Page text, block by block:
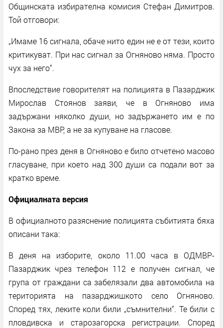
Общинската избирателна комисия Стефан Димитров.
Той отговори:
„Имаме 16 сигнала, обаче нито един не е от тези, които
критикуват. При нас сигнал за Огняново няма. Просто
чух за него“.
Впоследствие говорителят на полицията в Пазарджик
Мирослав Стоянов заяви, че в Огняново има
задържани няколко души, но задържането им е по
Закона за МВР, а не за купуване на гласове.
По-рано през деня в Огняново е било отчетено масово
гласуване, при което над 300 души са подали вот за
кратко време.
Официалната версия
В официалното разяснение полицията събитията бяха
описани така:
В деня на изборите, около 11.00 часа в ОДМВР-
Пазарджик чрез телефон 112 е получен сигнал, че
група от граждани са забелязали два автомобила на
територията на пазарджишкото село Огняново.
Според тях, леките коли били „съмнителни“. Те били с
пловдивска и старозагорска регистрации. Според